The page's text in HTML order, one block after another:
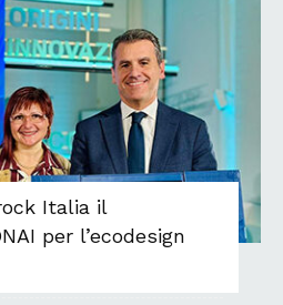
Italia il
per l’ecodesign